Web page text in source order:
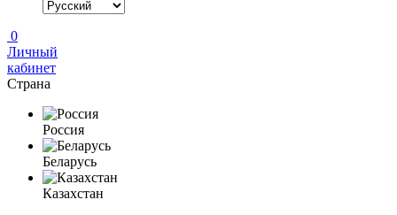
0
Личный
кабинет
Страна
Россия
Беларусь
Казахстан